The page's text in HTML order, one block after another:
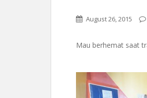
August 26, 2015
Mau berhemat saat